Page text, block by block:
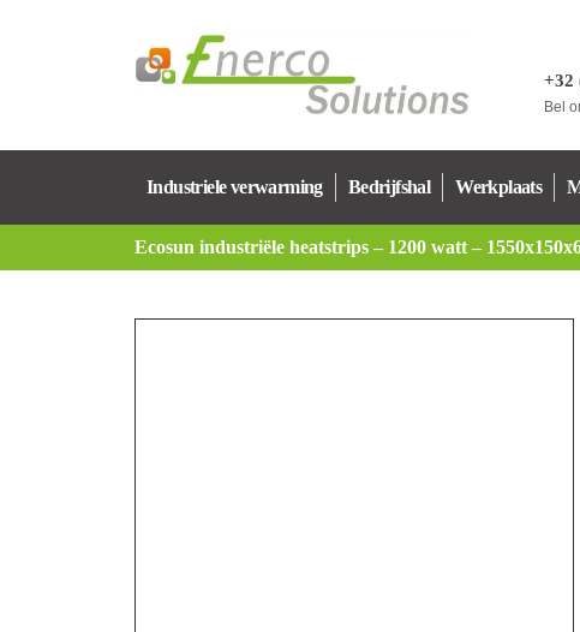
+32
Bel
Industriele verwarming Bedrijfshal Werkplaats
Ecosun industriële heatstrips – 1200 watt –